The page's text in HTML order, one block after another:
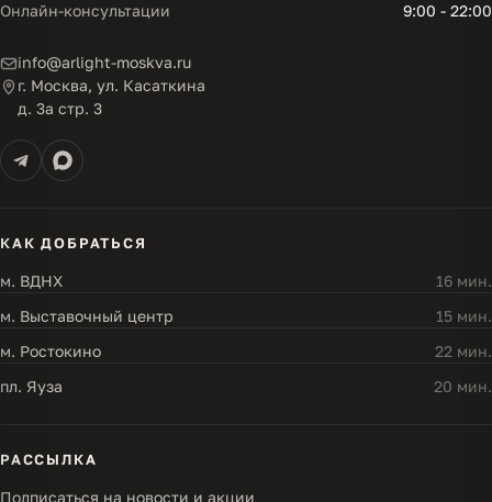
Онлайн-консультации 9:00 - 22:00
info@arlight-moskva.ru
г. Москва, ул. Касаткина
д. 3а стр. 3
КАК ДОБРАТЬСЯ
м. ВДНХ
16 мин.
м. Выставочный центр
15 мин.
м. Ростокино
22 мин.
пл. Яуза
20 мин.
РАССЫЛКА
Подписаться на новости и акции